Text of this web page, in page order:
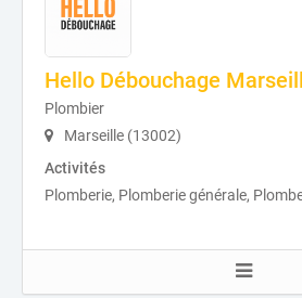
Hello Débouchage
Plombier
Marseille (13002)
Activités
Plomberie, Plomberie générale,